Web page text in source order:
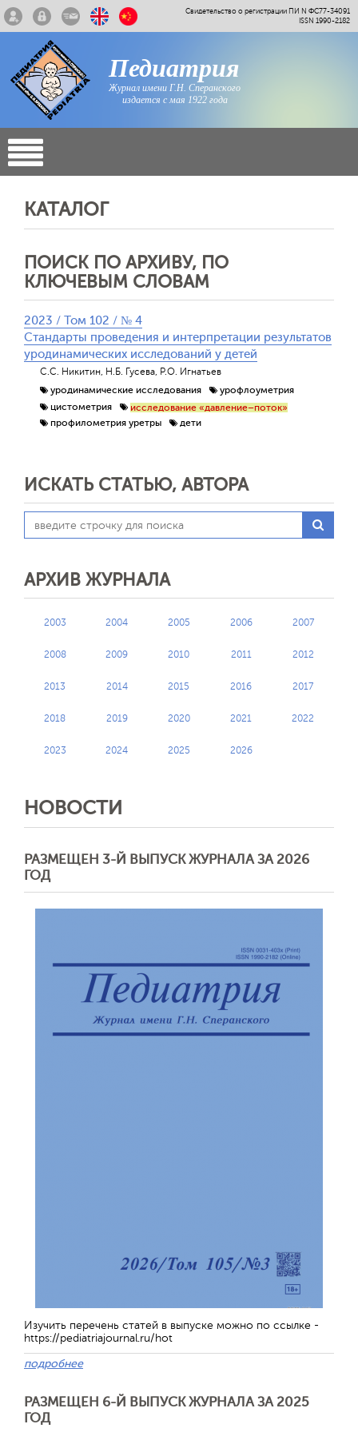
Свидетельство о регистрации ПИ N ФС77-34091
ISSN 1990-2182
Педиатрия
Журнал имени Г.Н. Сперанского
издается с мая 1922 года
КАТАЛОГ
ПОИСК ПО АРХИВУ, ПО
КЛЮЧЕВЫМ СЛОВАМ
2023 / Том 102 / № 4
Стандарты проведения и интерпретации результатов
уродинамических исследований у детей
С.С. Никитин, Н.Б. Гусева, Р.О. Игнатьев
уродинамические исследования
урофлоуметрия
цистометрия
исследование «давление–поток»
профилометрия уретры
дети
ИСКАТЬ СТАТЬЮ, АВТОРА
АРХИВ ЖУРНАЛА
2003 2004 2005 2006 2007
2008 2009 2010 2011 2012
2013 2014 2015 2016 2017
2018 2019 2020 2021 2022
2023 2024 2025 2026
НОВОСТИ
РАЗМЕЩЕН 3-Й ВЫПУСК ЖУРНАЛА ЗА 2026
ГОД
Изучить перечень статей в выпуске можно по ссылке -
https://pediatriajournal.ru/hot
подробнее
РАЗМЕЩЕН 6-Й ВЫПУСК ЖУРНАЛА ЗА 2025
ГОД